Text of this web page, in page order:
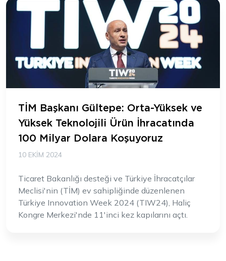
TİM Başkanı Gültepe: Orta-Yüksek ve
Yüksek Teknolojili Ürün İhracatında
100 Milyar Dolara Koşuyoruz
10 EKIM 2024
Ticaret Bakanlığı desteği ve Türkiye İhracatçılar
Meclisi'nin (TİM) ev sahipliğinde düzenlenen
Türkiye Innovation Week 2024 (TIW24), Haliç
Kongre Merkezi'nde 11'inci kez kapılarını açtı.